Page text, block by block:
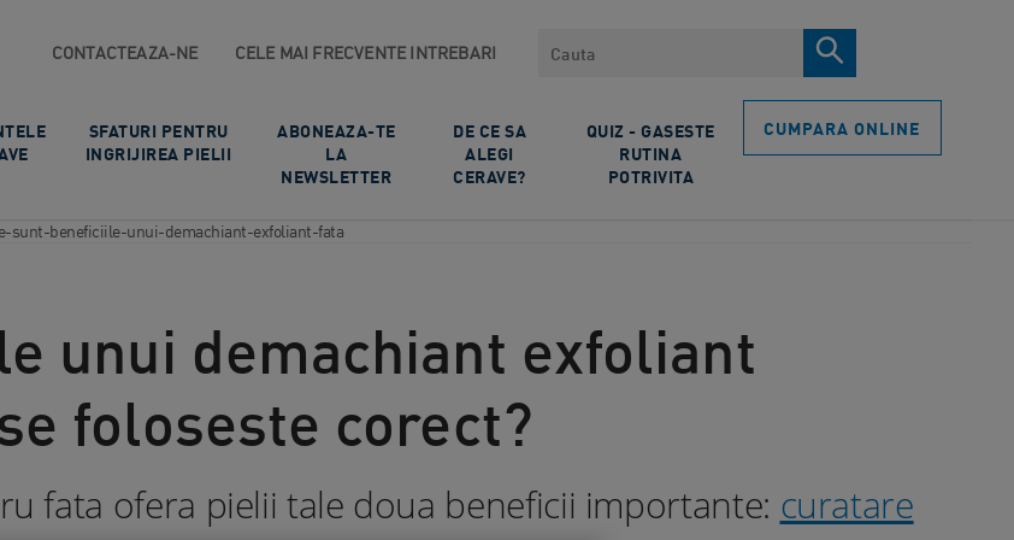
CONTACTEAZA-NE CELE MAI FRECVENTE INTREBARI Cauta
SFATURI PENTRU
INGRIJIREA PIELII​
ABONEAZA-TE
LA
NEWSLETTER
DE CE SA
ALEGI
CERAVE?
QUIZ - GASESTE
RUTINA
POTRIVITA
CUMPARA ONLINE
sunt-beneficiile-unui-demachiant-exfoliant-fata
unui demachiant exfoliant
foloseste corect?
fata ofera pielii tale doua beneficii importante: curatare